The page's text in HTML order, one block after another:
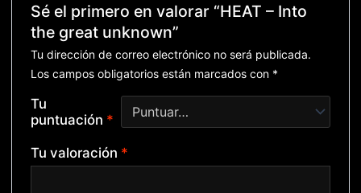
Sé el primero en valorar “HEAT – Into
the great unknown”
Tu dirección de correo electrónico no será publicada.
Los campos obligatorios están marcados con *
Tu
puntuación *
Tu valoración *